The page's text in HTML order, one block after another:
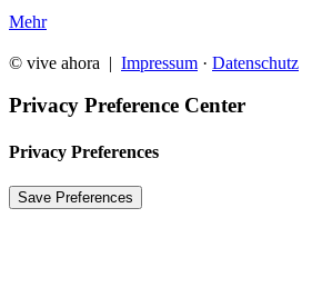
Mehr
© vive ahora | Impressum · Datenschutz
Privacy Preference Center
Privacy Preferences